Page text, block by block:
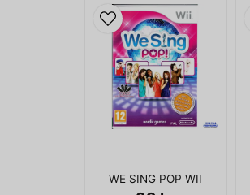
WE SING POP WII